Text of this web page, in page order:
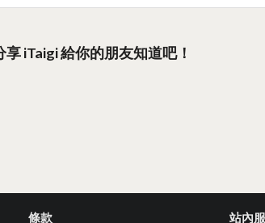
享 iTaigi 給你的朋友知道吧！
條款 站內